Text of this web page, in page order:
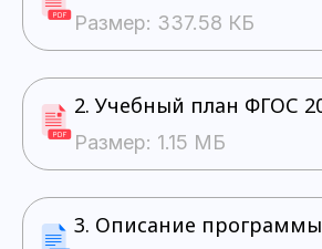
Размер: 337.58 КБ
2. Учебный план ФГОС
Размер: 1.15 МБ
3. Описание